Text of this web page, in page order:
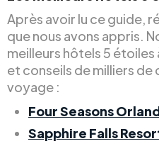
Après avoir lu ce guide,
que nous avons appris.
meilleurs hôtels 5 étoiles
et conseils de milliers de
voyage :
Four Seasons
Sapphire Falls